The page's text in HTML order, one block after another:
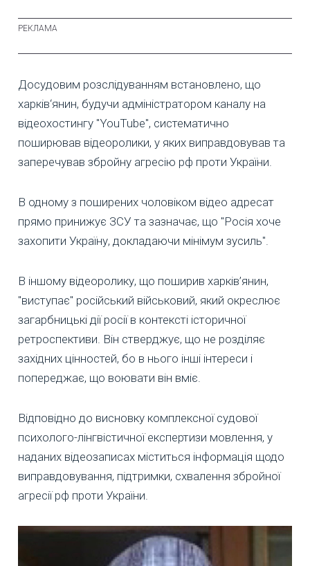
Досудовим розслідуванням встановлено, що
харків‘янин, будучи адміністратором каналу на
відеохостингу "YouTube", систематично
поширював відеоролики, у яких виправдовував та
заперечував збройну агресію рф проти України.
В одному з поширених чоловіком відео адресат
прямо принижує ЗСУ та зазначає, що "Росія хоче
захопити Україну, докладаючи мінімум зусиль".
В іншому відеоролику, що поширив харків’янин,
"виступає" російський військовий, який окреслює
загарбницькі дії росії в контексті історичної
ретроспективи. Він стверджує, що не розділяє
західних цінностей, бо в нього інші інтереси і
попереджає, що воювати він вміє.
Відповідно до висновку комплексної судової
психолого-лінгвістичної експертизи мовлення, у
наданих відеозаписах міститься інформація щодо
виправдовування, підтримки, схвалення збройної
агресії рф проти України.